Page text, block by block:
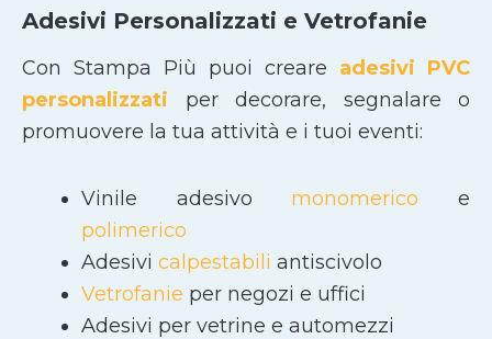
Adesivi Personalizzati e Vetrofanie
Con Stampa Più puoi creare adesivi PVC
personalizzati per decorare, segnalare o
promuovere la tua attività e i tuoi eventi:
Vinile adesivo monomerico e
polimerico
Adesivi calpestabili antiscivolo
Vetrofanie per negozi e uffici
Adesivi per vetrine e automezzi